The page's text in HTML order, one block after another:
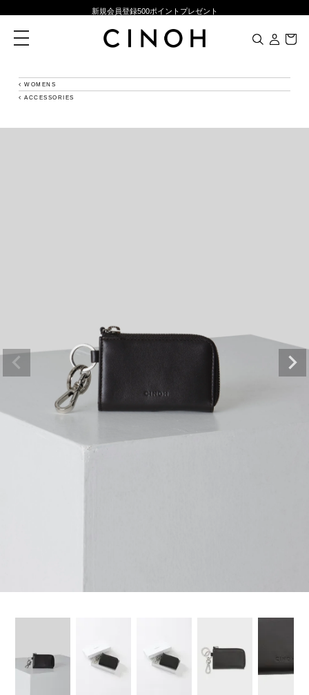
新規会員登録500ポイントプレゼント
ニュースレター登録で¥1,000クーポン進呈
NEW ARRIVALS
toggle
navigation
WOMENS
ACCESSORIES